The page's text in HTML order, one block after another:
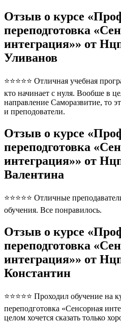
Отзыв о курсе
переподготовка
интеграция»» от
Уливанов
⭐⭐⭐⭐⭐ Отличная учебная
кто начинает с нуля. Вообше в
направление Саморазвитие, то
и преподователи.
Отзыв о курсе
переподготовка
интеграция»» от
Валентина
⭐⭐⭐⭐⭐ Отличные
обучения. Все понравилось.
Отзыв о курсе
переподготовка
интеграция»» от
Константин
⭐⭐⭐⭐⭐ Проходил обучение на
переподготовка «Сенсорная
целом хочется сказать только